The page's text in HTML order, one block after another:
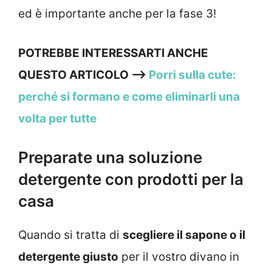
ed è importante anche per la fase 3!
POTREBBE INTERESSARTI ANCHE
QUESTO ARTICOLO –> Porri sulla cute:
perché si formano e come eliminarli una
volta per tutte
Preparate una soluzione
detergente con prodotti per la
casa
Quando si tratta di scegliere il sapone o il
detergente giusto per il vostro divano in